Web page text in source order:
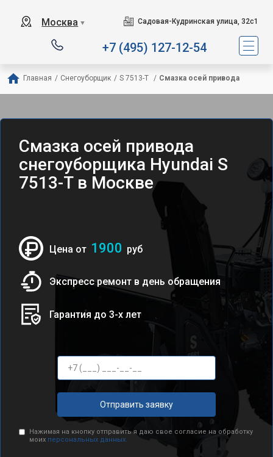
Москва ▼ Садовая-Кудринская улица, 32с1
+7 (495) 127-12-54
Главная / Снегоуборщик / S 7513-T / Смазка осей привода
Смазка осей привода
снегоуборщика Hyundai S
7513-T в Москве
Цена от 1900 руб
Экспресс ремонт в день обращения
Гарантия до 3-х лет
Отправить заявку
Нажимая на кнопку отправить я даю свое согласие на обработку
моих персональных данных.